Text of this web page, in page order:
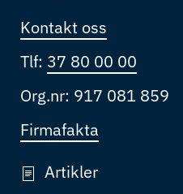
Kontakt oss
Tlf: 37 80 00 00
Org.nr: 917 081 859
Firmafakta
Artikler